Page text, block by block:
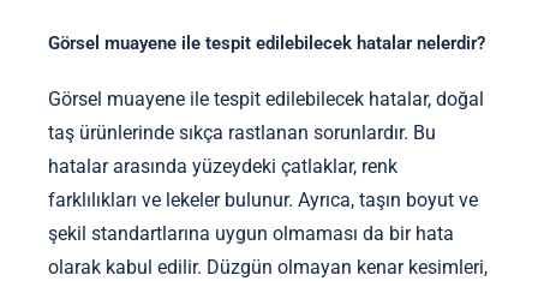
Görsel muayene ile tespit edilebilecek hatalar nelerdir?
Görsel muayene ile tespit edilebilecek hatalar, doğal
taş ürünlerinde sıkça rastlanan sorunlardır. Bu
hatalar arasında yüzeydeki çatlaklar, renk
farklılıkları ve lekeler bulunur. Ayrıca, taşın boyut ve
şekil standartlarına uygun olmaması da bir hata
olarak kabul edilir. Düzgün olmayan kenar kesimleri,